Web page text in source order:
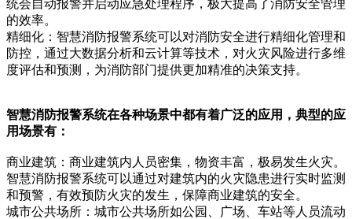
统会自动报警并启动应急处理程序，极大提高了消防安全管理
的效率。
精细化：智慧消防报警系统可以对消防安全进行精细化管理和
防控，通过大数据分析和云计算等技术，对火灾风险进行多维
度评估和预测，为消防部门提供更加精准的决策支持。
智慧消防报警系统在各种场景中都有着广泛的应用，典型的应
用场景有：
商业建筑：商业建筑内人员密集，物资丰富，极易发生火灾。
智慧消防报警系统可以通过对建筑内的火灾隐患进行实时监测
和预警，有效预防火灾的发生，保障商业建筑的安全。
城市公共场所：城市公共场所如公园、广场、车站等人员流动